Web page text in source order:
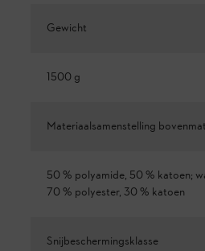
Gewicht
1500 g
Materiaalsamenstelling
50 % polyamide, 50 % katoen;
70 % polyester, 30 % katoen
Snijbeschermingsklasse